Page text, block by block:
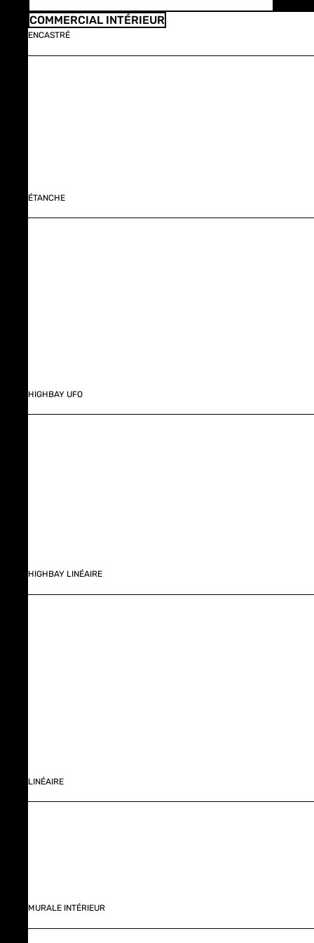
COMMERCIAL INTÉRIEUR
ENCASTRÉ
ÉTANCHE
HIGHBAY UFO
HIGHBAY LINÉAIRE
LINÉAIRE
MURALE INTÉRIEUR